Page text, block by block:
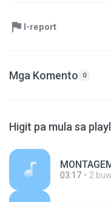
I-report
Mga Komento 0
Higit pa mula sa
03:17 2